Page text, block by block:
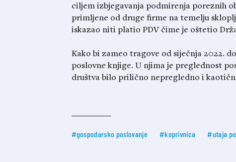
ciljem izbjegavanja podmirenja poreznih
primljene od druge firme na temelju
iskazao niti platio PDV čime je oštetio
Kako bi zameo tragove od siječnja 2022.
poslovne knjige. U njima je preglednost
društva bilo prilično nepregledno i
#gospodarsko poslovanje #koprivnica #utaja